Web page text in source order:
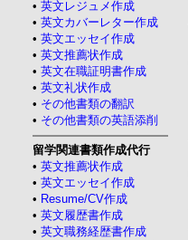
• 英文レジュメ作成
• 英文カバーレター作成
• 英文エッセイ作成
• 英文推薦状作成
• 英文在職証明書作成
• 英文礼状作成
• その他書類の翻訳
• その他書類の英語添削
留学関連書類作成代行
• 英文推薦状作成
• 英文エッセイ作成
• Resume/CV作成
• 英文履歴書作成
• 英文職務経歴書作成